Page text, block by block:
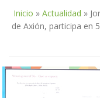
Inicio » Actualidad »
de Axión, participa en